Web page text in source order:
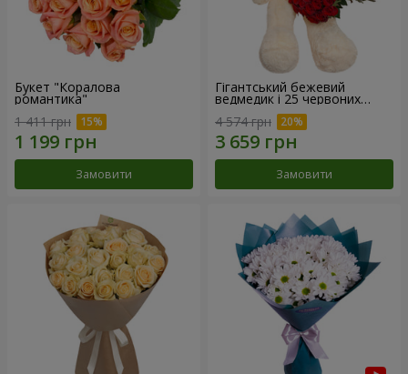
Букет "Коралова
романтика"
1 411 грн
Замовити
Гігантський бежевий
ведмедик і 25 червоних
троянд
4 574 грн
Замовити